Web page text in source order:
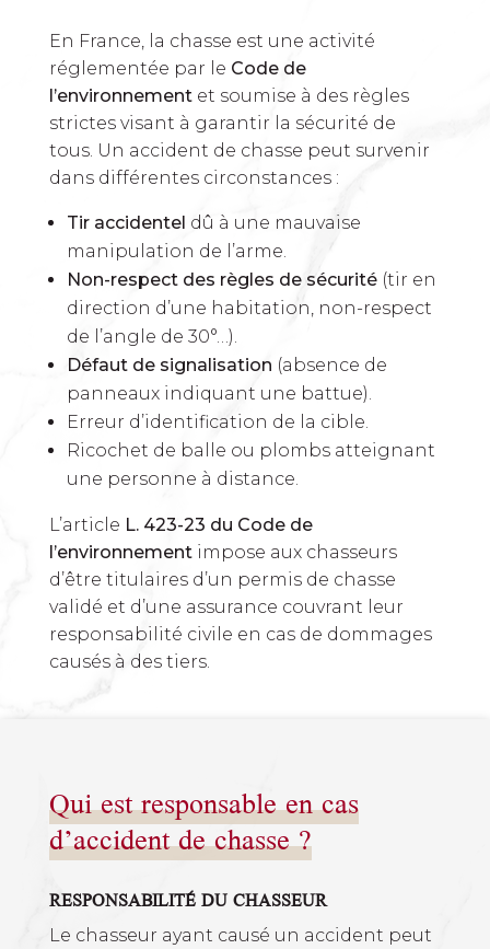
En France, la chasse est une activité
réglementée par le Code de
l’environnementet soumise à des règles
strictes visant à garantir la sécurité de
tous. Un accident de chasse peut survenir
dans différentes circonstances :
Tir accidentel dû à une mauvaise
manipulation de l’arme.
Non-respect des règles de sécurité(tir en
direction d’une habitation, non-respect
de l’angle de 30°…).
Défaut de signalisation (absence de
panneaux indiquant une battue).
Erreur d’identification de la cible.
Ricochet de balle ou plombs atteignant
une personne à distance.
L’article L. 423-23 du Code de
l’environnementimpose aux chasseurs
d’être titulaires d’un permis de chasse
validé et d’une assurance couvrant leur
responsabilité civile en cas de dommages
causés à des tiers.
Qui est responsable en cas
d’accident de chasse ?
RESPONSABILITÉ DU CHASSEUR
Le chasseur ayant causé un accident peut